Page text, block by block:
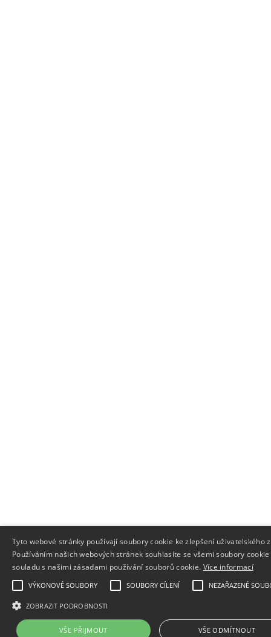
Tyto webové stránky používají soubory cookie ke zlepšení uživatelského
Používáním našich webových stránek souhlasíte se všemi soubory cookie
souladu s našimi zásadami používání souborů cookie. Více informací
VÝKONOVÉ SOUBORY SOUBORY CÍLENÍ NEZAŘAZENÉ
ZOBRAZIT PODROBNOSTI
VŠE PŘIJMOUT VŠE ODMÍTNOUT